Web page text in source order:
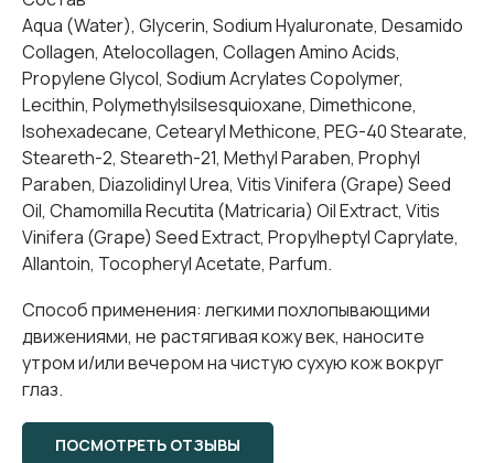
Aqua (Water), Glycerin, Sodium Hyaluronate, Desamido
Collagen, Atelocollagen, Collagen Amino Acids,
Propylene Glycol, Sodium Acrylates Copolymer,
Lecithin, Polymethylsilsesquioxane, Dimethicone,
Isohexadecane, Cetearyl Methicone, PEG-40 Stearate,
Steareth-2, Steareth-21, Methyl Paraben, Prophyl
Paraben, Diazolidinyl Urea, Vitis Vinifera (Grape) Seed
Oil, Chamomilla Recutita (Matricaria) Oil Extract, Vitis
Vinifera (Grape) Seed Extract, Propylheptyl Сaprylate,
Allantoin, Tocopheryl Acetate, Parfum.
Способ применения: легкими похлопывающими
движениями, не растягивая кожу век, наносите
утром и/или вечером на чистую сухую кож вокруг
глаз.
ПОСМОТРЕТЬ ОТЗЫВЫ